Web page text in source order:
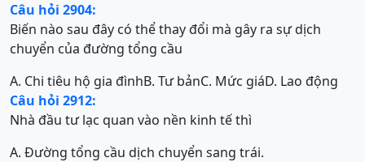
Câu hỏi 2904:
Biến nào sau đây có thể thay đổi mà gây ra sự dịch
chuyển của đường tổng cầu
A. Chi tiêu hộ gia đìnhB. Tư bảnC. Mức giáD. Lao động
Câu hỏi 2912:
Nhà đầu tư lạc quan vào nền kinh tế thì
A. Đường tổng cầu dịch chuyển sang trái.